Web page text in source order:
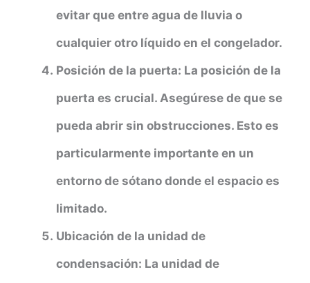
evitar que entre agua de lluvia o
cualquier otro líquido en el congelador.
Posición de la puerta: La posición de la
puerta es crucial. Asegúrese de que se
pueda abrir sin obstrucciones. Esto es
particularmente importante en un
entorno de sótano donde el espacio es
limitado.
Ubicación de la unidad de
condensación: La unidad de